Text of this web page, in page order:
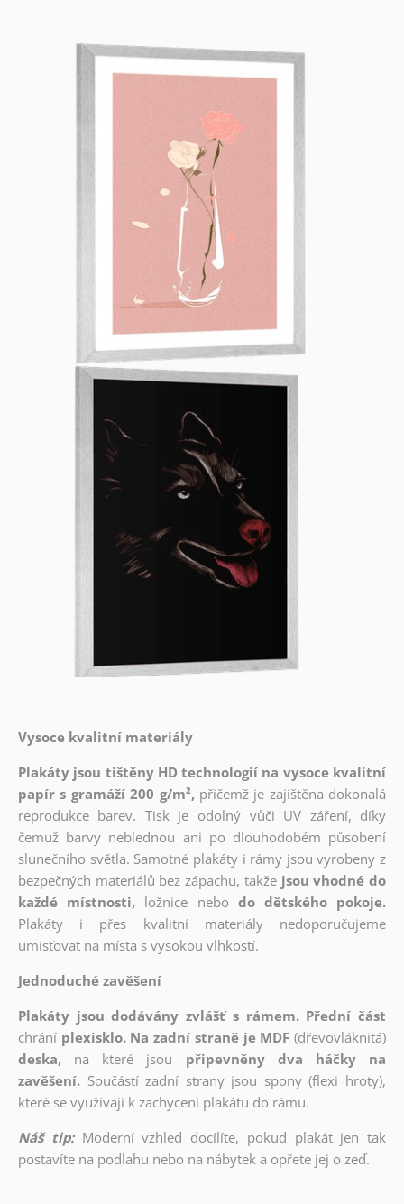
Vysoce kvalitní materiály
Plakáty jsou tištěny HD technologií na vysoce kvalitní
papír s gramáží 200 g/m², přičemž je zajištěna dokonalá
reprodukce barev. Tisk je odolný vůči UV záření, díky
čemuž barvy neblednou ani po dlouhodobém působení
slunečního světla. Samotné plakáty i rámy jsou vyrobeny z
bezpečných materiálů bez zápachu, takže jsou vhodné do
každé místnosti, ložnice nebo do dětského pokoje.
Plakáty i přes kvalitní materiály nedoporučujeme
umisťovat na místa s vysokou vlhkostí.
Jednoduché zavěšení
Plakáty jsou dodávány zvlášť s rámem. Přední část
chrání plexisklo. Na zadní straně je MDF (dřevovláknitá)
deska,
na které jsou
připevněny dva háčky na
zavěšení. Součástí zadní strany jsou spony (flexi hroty),
které se využívají k zachycení plakátu do rámu.
Náš tip: Moderní vzhled docílíte, pokud plakát jen tak
postavíte na podlahu nebo na nábytek a opřete jej o zeď.